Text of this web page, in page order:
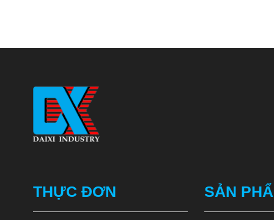
THỰC ĐƠN SẢN